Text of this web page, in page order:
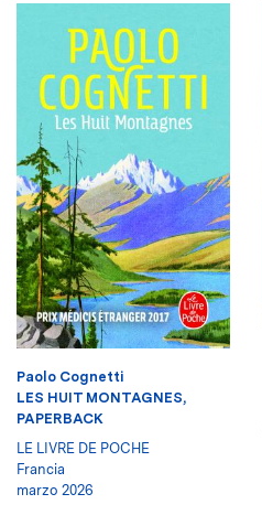
Paolo Cognetti
LES HUIT MONTAGNES,
PAPERBACK
LE LIVRE DE POCHE
Francia
marzo 2026